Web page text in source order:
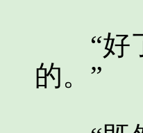
“好了
的。”